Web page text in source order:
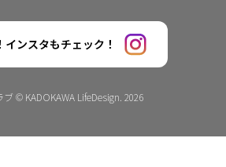
インスタもチェック！
ブ © KADOKAWA LifeDesign. 2026